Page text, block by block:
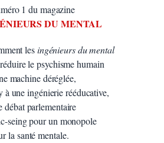
1 du magazine
DU MENTAL
lesingénieurs du mental
le psychisme humain
machine déréglée,
à une ingénierie rééducative,
débat parlementaire
seing pour un monopole
la santé mentale.